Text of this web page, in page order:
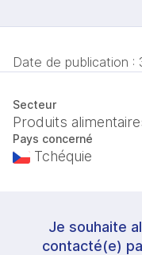
Date de publication :
Secteur
Produits
Pays concerné
Tchéquie
Je souhaite
contacté(e)